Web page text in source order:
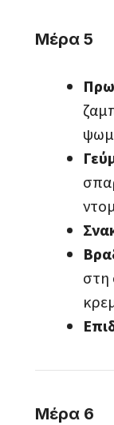
Μέρα 5
στη
Μέρα 6